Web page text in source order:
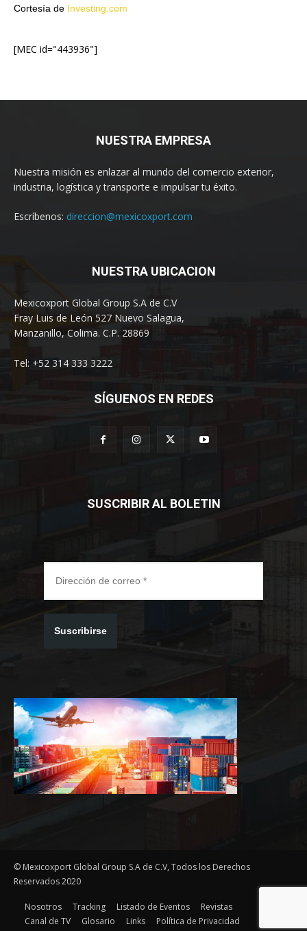
Cortesía de Investing.com
[MEC id="443936"]
NUESTRA EMPRESA
Nuestra misión es enlazar al mundo del comercio exterior,
industria, logística y transporte e impulsar tu éxito.
Escríbenos: direccion@mexicoxport.com
NUESTRA UBICACION
Mexicoxport Global Group S.A de C.V
Fray Luis de León 527 Nuevo Salagua,
Manzanillo, Colima. C.P. 28869
Tel: +52 314 333 3222
SÍGUENOS EN REDES
SUSCRIBIR AL BOLETIN
Suscribirse
© Mexicoxport Global Group S.A de C.V, Todos los Derechos
Reservados 2020
Nosotros Tracking Listado de Eventos
Revistas
Canal de TV
Glosario Links Política de Privacidad